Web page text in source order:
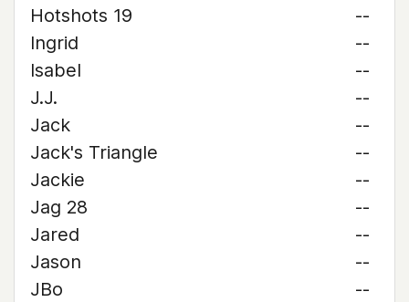
Hotshots 19
--
Ingrid
--
Isabel
--
J.J.
--
Jack
--
Jack's Triangle
--
Jackie
--
Jag 28
--
Jared
--
Jason
--
JBo
--